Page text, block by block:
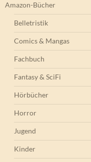
Amazon-Bücher
Belletristik
Comics & Mangas
Fachbuch
Fantasy & SciFi
Hörbücher
Horror
Jugend
Kinder